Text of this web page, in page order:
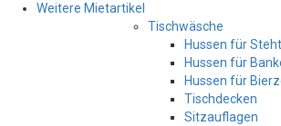
Weitere Mietartikel
Tischwäsche
Hussen für
Hussen für
Hussen für
Tischdecken
Sitzauflagen